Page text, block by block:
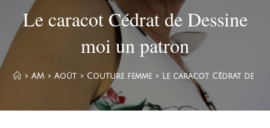
Le caracot Cédrat de Dessine
moi un patron
> AM > Août > Couture femme > Le caracot Cédrat de